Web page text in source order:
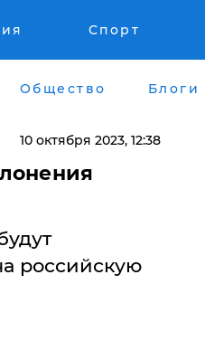
Спорт
Общество Блоги
10 октября 2023, 12:38
российскую